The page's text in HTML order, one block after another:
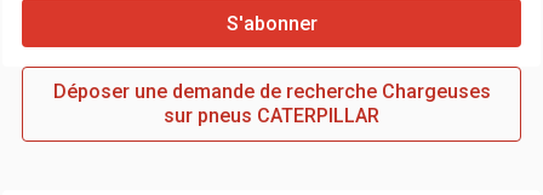
S'abonner
Déposer une demande de recherche Chargeuses
sur pneus CATERPILLAR